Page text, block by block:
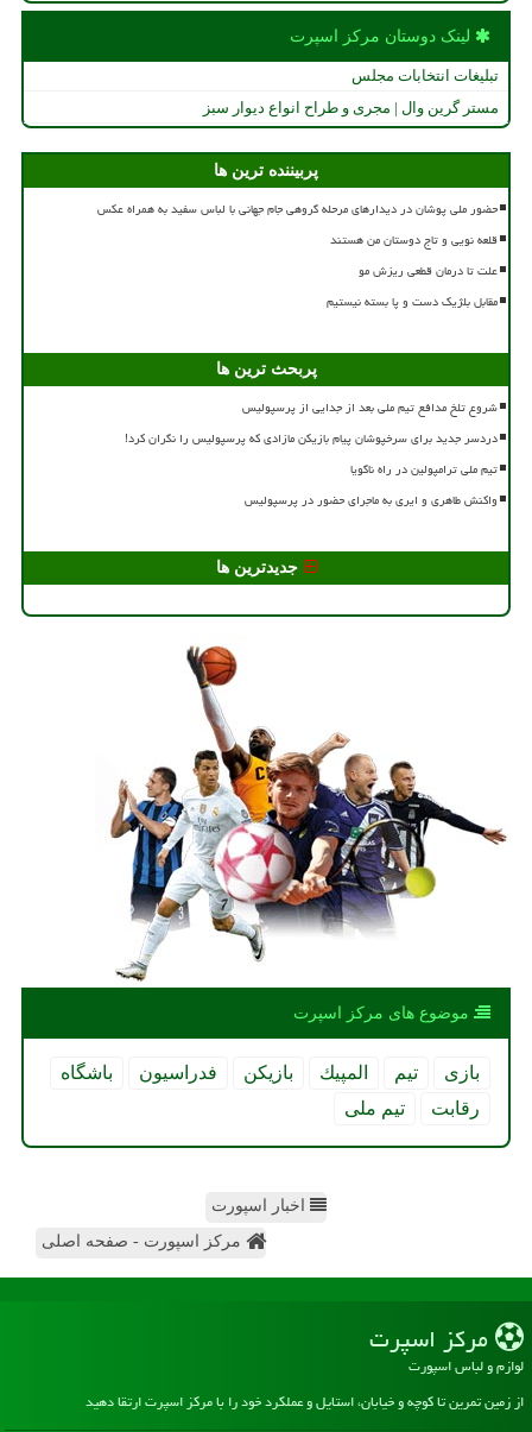
لینک دوستان مركز اسپرت
تبلیغات انتخابات مجلس
مستر گرین وال | مجری و طراح انواع دیوار سبز
پربیننده ترین ها
حضور ملی پوشان در دیدارهای مرحله گروهی جام جهانی با لباس سفید به همراه عکس
قلعه نویی و تاج دوستان من هستند
علت تا درمان قطعی ریزش مو
مقابل بلژیک دست و پا بسته نیستیم
پربحث ترین ها
شروع تلخ مدافع تیم ملی بعد از جدایی از پرسپولیس
دردسر جدید برای سرخپوشان پیام بازیکن مازادی که پرسپولیس را نگران کرد!
تیم ملی ترامپولین در راه ناگویا
واکنش طاهری و ایری به ماجرای حضور در پرسپولیس
جدیدترین ها
موضوع های مركز اسپرت
بازی تیم المپیك بازیكن فدراسیون
باشگاه
رقابت
تیم ملی
اخبار اسپورت
مرکز اسپورت - صفحه اصلی
مركز اسپرت
لوازم و لباس اسپورت
از زمین تمرین تا کوچه و خیابان، استایل و عملکرد خود را با مرکز اسپرت ارتقا دهید